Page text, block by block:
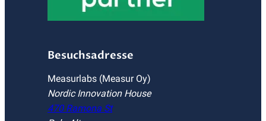
Besuchsadresse
Measurlabs (Measur Oy)
Nordic Innovation House
470 Ramona St